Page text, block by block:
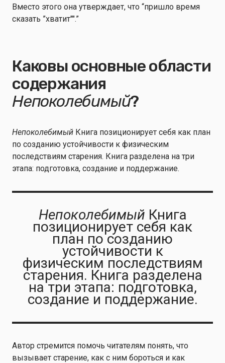
Вместо этого она утверждает, что “пришло время
сказать ”хватит"".”
Каковы основные области
содержания
Непоколебимый?
Непоколебимый Книга позиционирует себя как план
по созданию устойчивости к физическим
последствиям старения. Книга разделена на три
этапа: подготовка, создание и поддержание.
Непоколебимый Книга
позиционирует себя как
план по созданию
устойчивости к
физическим последствиям
старения. Книга разделена
на три этапа: подготовка,
создание и поддержание.
Автор стремится помочь читателям понять, что
вызывает старение, как с ним бороться и как